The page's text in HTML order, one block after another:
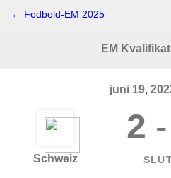
← Fodbold-EM 2025
Schweiz
EM
juni 19,
2 -